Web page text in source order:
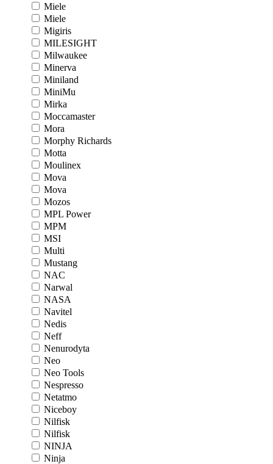
Miele
Miele
Migiris
MILESIGHT
Milwaukee
Minerva
Miniland
MiniMu
Mirka
Moccamaster
Mora
Morphy Richards
Motta
Moulinex
Mova
Mova
Mozos
MPL Power
MPM
MSI
Multi
Mustang
NAC
Narwal
NASA
Navitel
Nedis
Neff
Nenurodyta
Neo
Neo Tools
Nespresso
Netatmo
Niceboy
Nilfisk
Nilfisk
NINJA
Ninja